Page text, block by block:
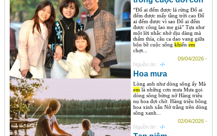
“Đố ai đếm được lá rừng Đố ai
đếm được mấy tầng trời cao Đố
ai đếm được vì sao Đố ai đếm
được công lao mẹ già” Tựa như
một lời nhắc nhở dịu dàng mà
thấm thía, câu ca dao vang giữa
bộn bề cuộc sống khiến em
chợt...
09/04/2026 -
Nguồn tin : -/-
Hoa mưa
Lòng anh như dòng sông ấy Mà
emlà những cơn mưa Mưa gọi
dòng sông bừng nở Hàng triệu
nụ hoa đợi chờ. Hàng triệu bông
hoa xinh xắn Nở trắng trên dòng
sông xanh...
02/04/2026 -
Nguồn tin : -/-